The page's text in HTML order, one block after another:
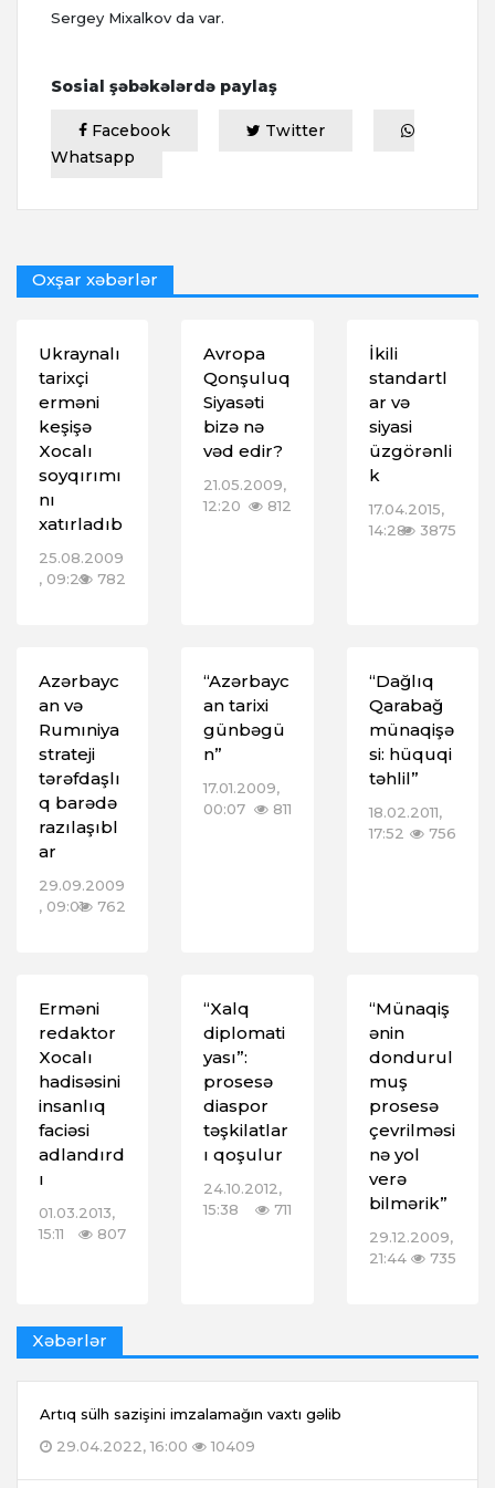
Sergey Mixalkov da var.
Sosial şəbəkələrdə paylaş
Facebook
Twitter
Whatsapp
Oxşar xəbərlər
Ukraynalı
tarixçi
erməni
keşişə
Xocalı
soyqırımı
nı
xatırladıb
25.08.2009
, 09:29 782
Avropa
Qonşuluq
Siyasəti
bizə nə
vəd edir?
21.05.2009,
12:20
812
İkili
standartl
ar və
siyasi
üzgörənli
k
17.04.2015,
14:28 3875
Azərbayc
an və
Rumıniya
strateji
tərəfdaşlı
q barədə
razılaşıbl
ar
29.09.2009
, 09:01
762
“Azərbayc
an tarixi
günbəgü
n”
17.01.2009,
00:07
811
“Dağlıq
Qarabağ
münaqişə
si: hüquqi
təhlil”
18.02.2011,
17:52
756
Erməni
redaktor
Xocalı
hadisəsini
insanlıq
faciəsi
adlandırd
ı
01.03.2013,
15:11
807
“Xalq
diplomati
yası”:
prosesə
diaspor
təşkilatlar
ı qoşulur
24.10.2012,
15:38
711
“Münaqiş
ənin
dondurul
muş
prosesə
çevrilməsi
nə yol
verə
bilmərik”
29.12.2009,
21:44
735
Xəbərlər
Artıq sülh sazişini imzalamağın vaxtı gəlib
29.04.2022, 16:00
10409